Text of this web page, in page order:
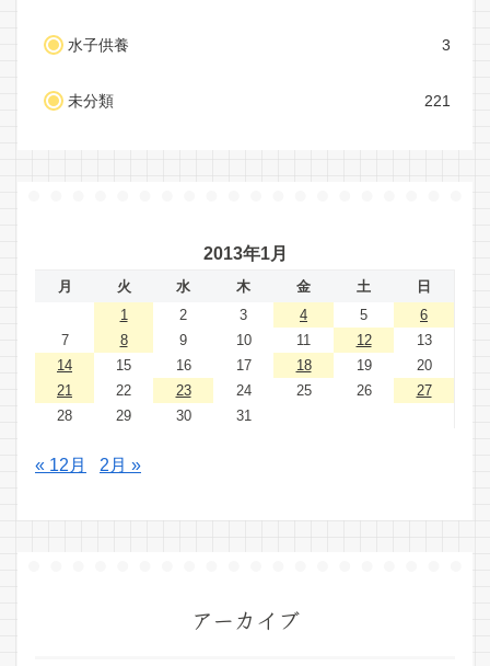
水子供養 3
未分類 221
2013年1月
月 火 水 木 金 土
日
1
2 3 4 5
6
7
8 9 10 11 12
13
14
15 16 17 18 19
20
21
22 23 24 25 26
27
28
29 30 31
« 12月 2月 »
アーカイブ